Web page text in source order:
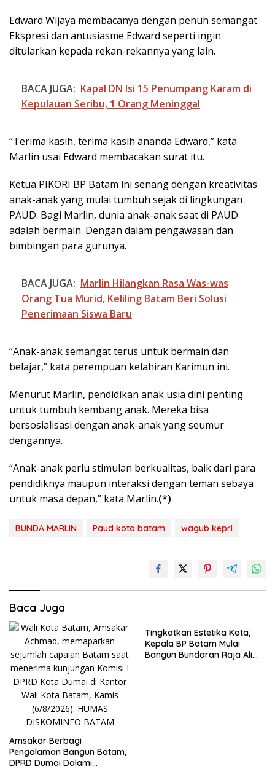
Edward Wijaya membacanya dengan penuh semangat.
Ekspresi dan antusiasme Edward seperti ingin
ditularkan kepada rekan-rekannya yang lain.
BACA JUGA: Kapal DN Isi 15 Penumpang Karam di
Kepulauan Seribu, 1 Orang Meninggal
“Terima kasih, terima kasih ananda Edward,” kata
Marlin usai Edward membacakan surat itu.
Ketua PIKORI BP Batam ini senang dengan kreativitas
anak-anak yang mulai tumbuh sejak di lingkungan
PAUD. Bagi Marlin, dunia anak-anak saat di PAUD
adalah bermain. Dengan dalam pengawasan dan
bimbingan para gurunya.
BACA JUGA: Marlin Hilangkan Rasa Was-was
Orang Tua Murid, Keliling Batam Beri Solusi
Penerimaan Siswa Baru
“Anak-anak semangat terus untuk bermain dan
belajar,” kata perempuan kelahiran Karimun ini.
Menurut Marlin, pendidikan anak usia dini penting
untuk tumbuh kembang anak. Mereka bisa
bersosialisasi dengan anak-anak yang seumur
dengannya.
“Anak-anak perlu stimulan berkualitas, baik dari para
pendidiknya maupun interaksi dengan teman sebaya
untuk masa depan,” kata Marlin.(*)
BUNDA MARLIN Paud kota batam wagub kepri
Baca Juga
Amsakar Berbagi
Pengalaman Bangun Batam,
DPRD Dumai Dalami
Tingkatkan Estetika Kota,
Kepala BP Batam Mulai
Bangun Bundaran Raja Ali